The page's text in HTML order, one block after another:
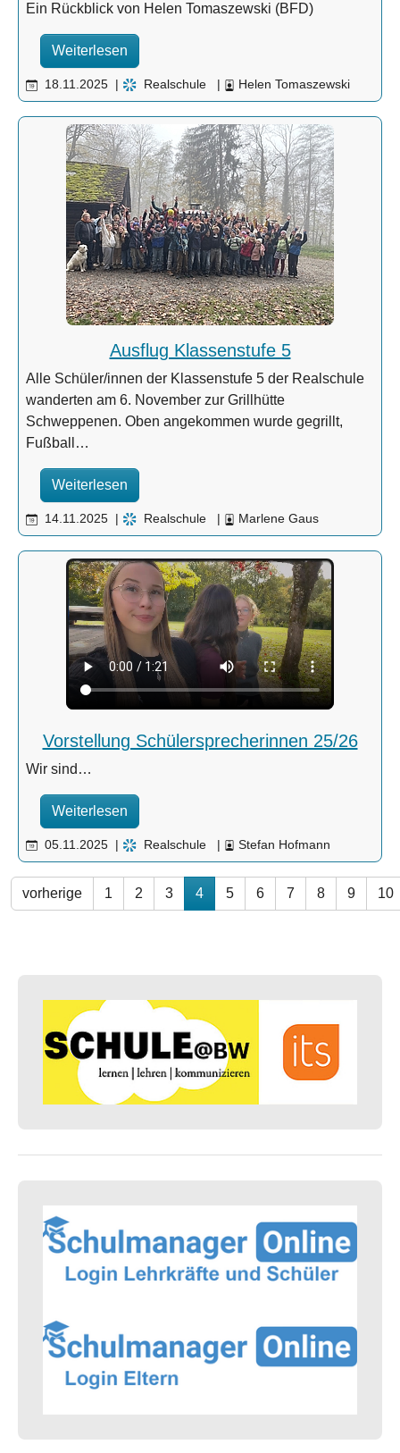
Ein Rückblick von Helen Tomaszewski (BFD)
Weiterlesen
18.11.2025 | Realschule | Helen Tomaszewski
Ausflug Klassenstufe 5
Alle Schüler/innen der Klassenstufe 5 der Realschule
wanderten am 6. November zur Grillhütte
Schweppenen. Oben angekommen wurde gegrillt,
Fußball…
Weiterlesen
14.11.2025 | Realschule | Marlene Gaus
Vorstellung Schülersprecherinnen 25/26
Wir sind…
Weiterlesen
05.11.2025 | Realschule | Stefan Hofmann
vorherige 1 2 3 4 5 6 7 8 9 10